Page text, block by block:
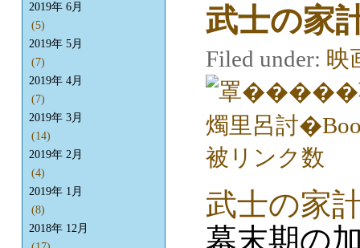
武士の家
Filed under: 映
武士の家
幕末期の
2019年 6月
(5)
2019年 5月
(7)
2019年 4月
(7)
2019年 3月
(14)
2019年 2月
(4)
2019年 1月
(8)
2018年 12月